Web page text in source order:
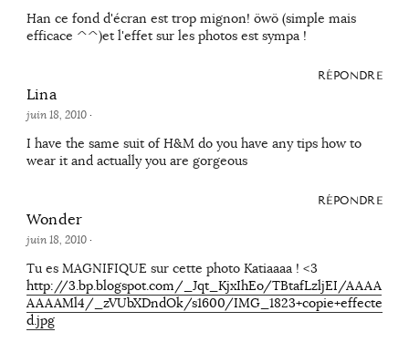
Han ce fond d'écran est trop mignon! öwö (simple mais
efficace ^^)et l'effet sur les photos est sympa !
RÉPONDRE
Lina
juin 18, 2010·
I have the same suit of H&M do you have any tips how to
wear it and actually you are gorgeous
RÉPONDRE
Wonder
juin 18, 2010·
Tu es MAGNIFIQUE sur cette photo Katiaaaa ! <3
http://3.bp.blogspot.com/_Jqt_KjxIhEo/TBtafLzljEI/AAAA
AAAAMl4/_zVUbXDndOk/s1600/IMG_1823+copie+effecte
d.jpg